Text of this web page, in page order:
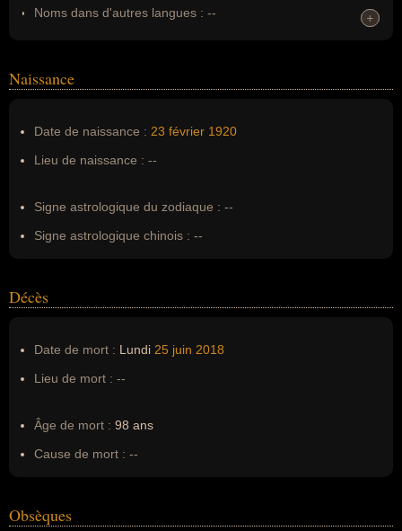
Noms dans d'autres langues : --
Nom de famille :Gérin-Lajoie
+
+
Naissance
Date de naissance : 23 février 1920
Lieu de naissance : --
Signe astrologique du zodiaque : --
Signe astrologique chinois : --
Décès
Date de mort : Lundi 25 juin 2018
Lieu de mort : --
Âge de mort : 98 ans
Cause de mort : --
Obsèques